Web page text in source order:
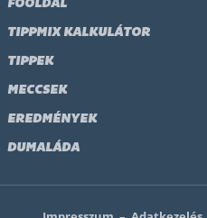
FŐOLDAL
TIPPMIX KALKULÁTOR
TIPPEK
MECCSEK
EREDMÉNYEK
DUMALÁDA